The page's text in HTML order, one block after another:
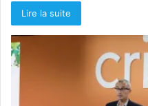
Lire la suite